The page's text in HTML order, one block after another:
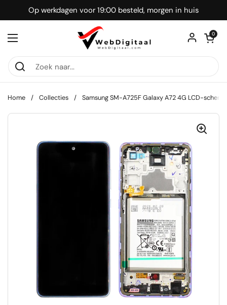
Ga naar content
Op werkdagen voor 19:00 besteld, morgen in huis
Menu openen
0
Home / Collecties / Samsung SM-A725F Galaxy A72 4G LCD-